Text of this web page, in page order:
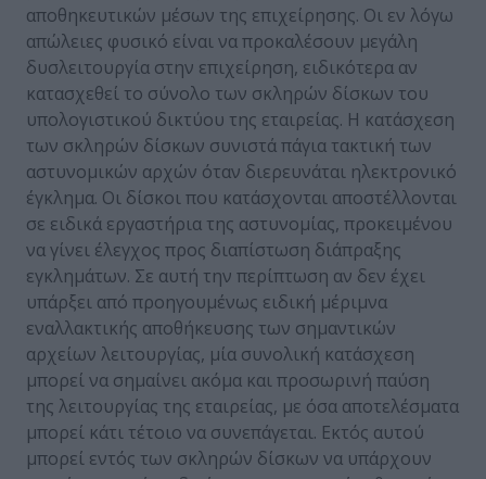
αποθηκευτικών μέσων της επιχείρησης. Οι εν λόγω
απώλειες φυσικό είναι να προκαλέσουν μεγάλη
δυσλειτουργία στην επιχείρηση, ειδικότερα αν
κατασχεθεί το σύνολο των σκληρών δίσκων του
υπολογιστικού δικτύου της εταιρείας. Η κατάσχεση
των σκληρών δίσκων συνιστά πάγια τακτική των
αστυνομικών αρχών όταν διερευνάται ηλεκτρονικό
έγκλημα. Οι δίσκοι που κατάσχονται αποστέλλονται
σε ειδικά εργαστήρια της αστυνομίας, προκειμένου
να γίνει έλεγχος προς διαπίστωση διάπραξης
εγκλημάτων. Σε αυτή την περίπτωση αν δεν έχει
υπάρξει από προηγουμένως ειδική μέριμνα
εναλλακτικής αποθήκευσης των σημαντικών
αρχείων λειτουργίας, μία συνολική κατάσχεση
μπορεί να σημαίνει ακόμα και προσωρινή παύση
της λειτουργίας της εταιρείας, με όσα αποτελέσματα
μπορεί κάτι τέτοιο να συνεπάγεται. Εκτός αυτού
μπορεί εντός των σκληρών δίσκων να υπάρχουν